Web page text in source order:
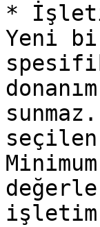
*
Yeni
işletim